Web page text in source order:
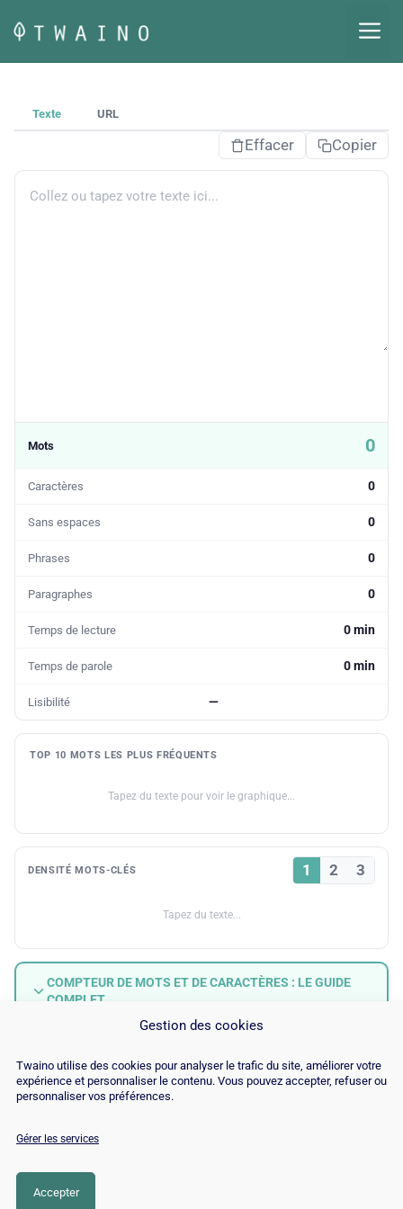
Gestion des cookies
Twaino utilise des cookies pour analyser le trafic du site, améliorer votre
expérience et personnaliser le contenu. Vous pouvez accepter, refuser ou
personnaliser vos préférences.
Gérer les services
Accepter
au
contenu
Texte URL
Effacer Copier
Mots 0
Caractères 0
Sans espaces 0
Phrases 0
Paragraphes 0
Temps de lecture 0 min
Temps de parole 0 min
Lisibilité —
TOP 10 MOTS LES PLUS FRÉQUENTS
Tapez du texte pour voir le graphique...
DENSITÉ MOTS-CLÉS 1 2 3
Tapez du texte...
COMPTEUR DE MOTS ET DE CARACTÈRES : LE GUIDE
COMPLET
© Copyright 2026 |
Recrutements